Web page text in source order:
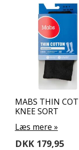
MABS THIN
KNEE SORT
Læs mere »
DKK 179,95